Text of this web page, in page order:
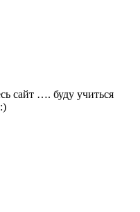
сайт …. буду учиться